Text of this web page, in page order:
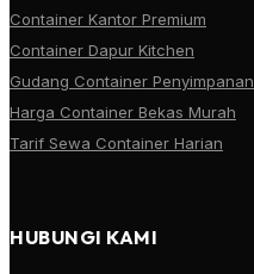
Container Kantor Premium
Container Dapur Kitchen
Gudang Container Penyimpanan
Harga Container Bekas Murah
Tarif Sewa Container Harian
HUBUNGI KAMI